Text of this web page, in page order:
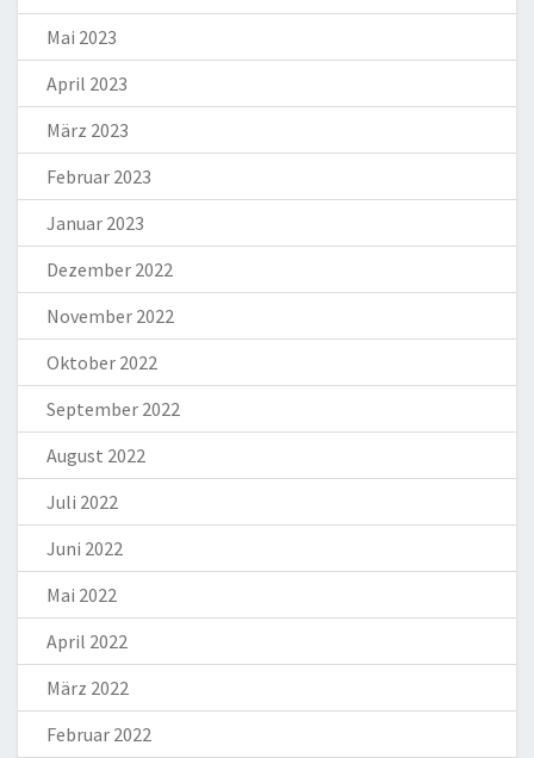
Mai 2023
April 2023
März 2023
Februar 2023
Januar 2023
Dezember 2022
November 2022
Oktober 2022
September 2022
August 2022
Juli 2022
Juni 2022
Mai 2022
April 2022
März 2022
Februar 2022